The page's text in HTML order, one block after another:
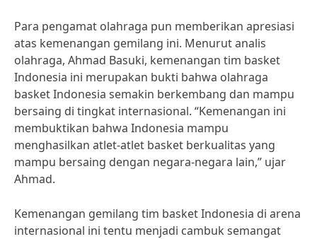
Para pengamat olahraga pun memberikan apresiasi
atas kemenangan gemilang ini. Menurut analis
olahraga, Ahmad Basuki, kemenangan tim basket
Indonesia ini merupakan bukti bahwa olahraga
basket Indonesia semakin berkembang dan mampu
bersaing di tingkat internasional. “Kemenangan ini
membuktikan bahwa Indonesia mampu
menghasilkan atlet-atlet basket berkualitas yang
mampu bersaing dengan negara-negara lain,” ujar
Ahmad.
Kemenangan gemilang tim basket Indonesia di arena
internasional ini tentu menjadi cambuk semangat